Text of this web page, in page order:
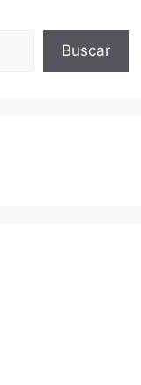
Buscar